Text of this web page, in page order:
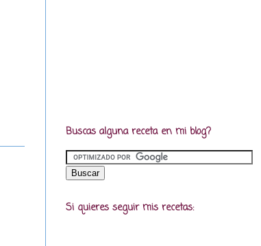
Buscas alguna receta en mi blog?
Si quieres seguir mis recetas: